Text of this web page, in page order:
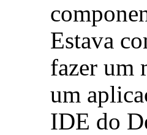
Estava
fazer um
um
IDE do